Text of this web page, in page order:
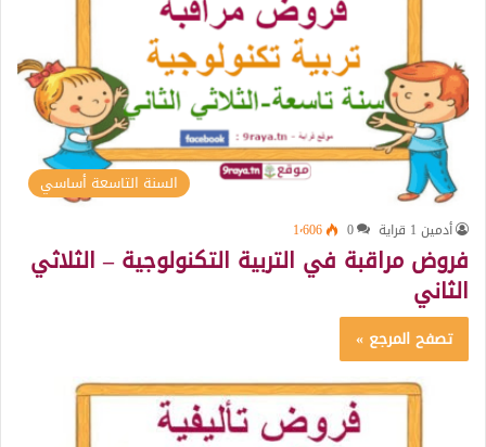
السنة التاسعة أساسي
أدمين 1 قراية 0 1٬606
فروض مراقبة في التربية التكنولوجية – الثلاثي
الثاني
تصفح المرجع »